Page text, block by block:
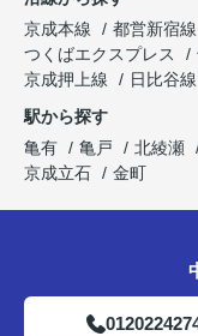
京成本線
都営新宿線
つくばエクスプレス
京成押上線
日比谷線
駅から探す
亀有
亀戸 北綾瀬
京成立石
金町